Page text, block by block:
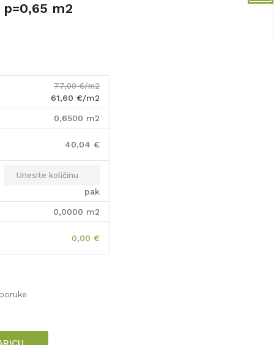
m2
77,00 €/m2
61,60 €/m2
0,6500 m2
40,04 €
pak
0,0000 m2
0,00 €